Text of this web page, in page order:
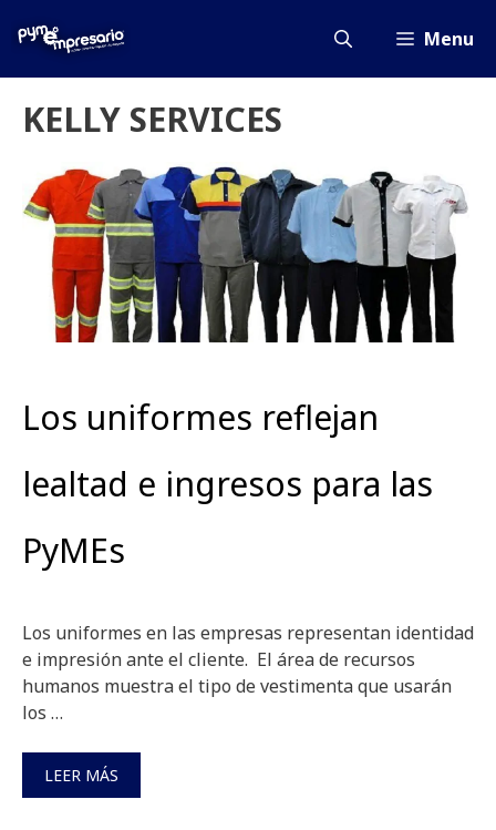
Menu
KELLY SERVICES
Los uniformes reflejan
lealtad e ingresos para las
PyMEs
Los uniformes en las empresas representan identidad
e impresión ante el cliente. El área de recursos
humanos muestra el tipo de vestimenta que usarán
los …
LEER MÁS